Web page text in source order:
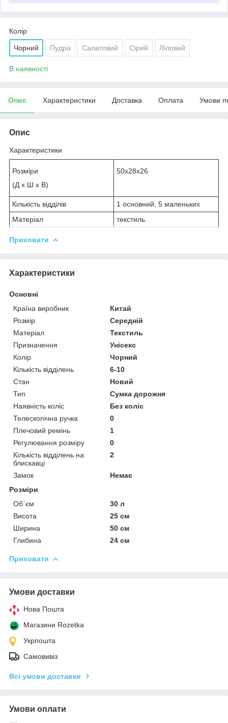
Колір
Чорний Пудра Салатовий Сірий Ліловий
В наявності
Опис Характеристики Доставка Оплата Умови
Опис
Характеристики
Розміри
(Д х Ш х В)
50х28х26
Кількість відділів
1 основний, 5 маленьких
Матеріал
текстиль
Приховати
Характеристики
Основні
Країна виробник
Китай
Розмір
Середній
Матеріал
Текстиль
Призначення
Унісекс
Колір
Чорний
Кількість відділень
6-10
Стан
Новий
Тип
Сумка дорожня
Наявність коліс
Без коліс
Телескопічна ручка
0
Плечовий ремінь
1
Регулювання розміру
0
Кількість відділень на
блискавці
2
Замок
Немає
Розміри
Об`єм
30 л
Висота
25 см
Ширина
50 см
Глибина
24 см
Приховати
Умови доставки
Нова Пошта
Магазини Rozetka
Укрпошта
Самовивіз
Всі умови доставки
Умови оплати